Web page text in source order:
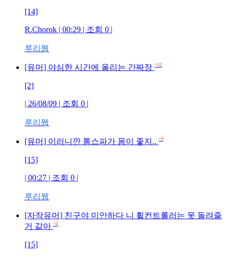
[14]
R.Chorok | 00:29 | 조회 0 |
루리웹
[유머] 야심한 시간에 올리는 간짜장 +10
[2]
| 26/08/09 | 조회 0 |
루리웹
[유머] 이러니깐 톰스파가 몸이 좋지.. +9
[15]
| 00:27 | 조회 0 |
루리웹
[자작유머] 친구야 미안하다 니 휠컨트롤러는 못 돌려줄
거 같아 +6
[15]